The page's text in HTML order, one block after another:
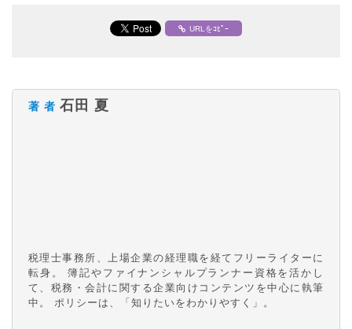
URLをｺﾋﾟｰ
著 者 石田 夏
税理士事務所、上場企業の経理職を経てフリーライターに
転身。 簿記やファイナンシャルプランナー資格を活かし
て、税務・会計に関する企業向けコンテンツを中心に執筆
中。 ポリシーは、「知りたいをわかりやすく」。